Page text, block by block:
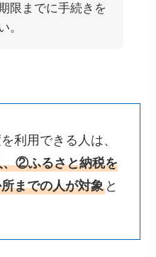
限までに手続きを
。
利用できる人は、
②ふるさと納税を
までの人が対象 と